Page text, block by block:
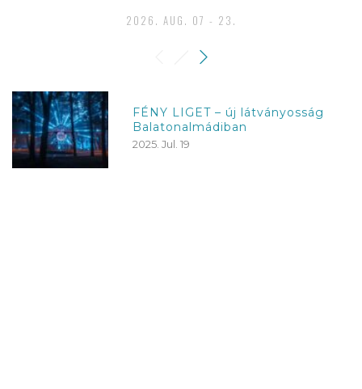
2026. AUG. 07 - 23.
FÉNY LIGET – új látványosság
Balatonalmádiban
2025. Jul. 19